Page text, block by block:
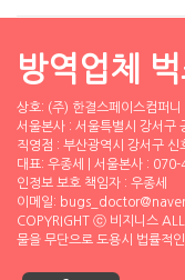
방역업체
상호: (주) 한결스페이스컴퍼
서울본사 : 서울특별시 강서구
직영점 : 부산광역시 강서구
대표: 우종세 | 서울본사 :
인정보 보호 책임자 : 우종세
이메일:
COPYRIGHT ⓒ 비지니스 ALL
물을 무단으로 도용시 법률적